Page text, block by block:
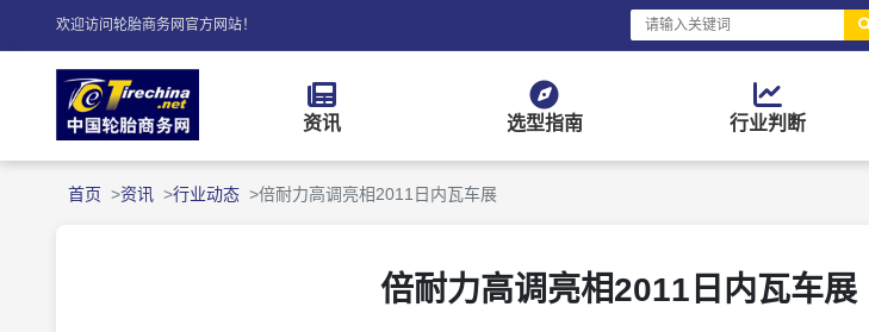
欢迎访问轮胎商务网官方网站！
资讯 选型指南 行业判断
首页 资讯 行业动态 倍耐力高调亮相2011日内瓦车展
倍耐力高调亮相2011日内瓦车展